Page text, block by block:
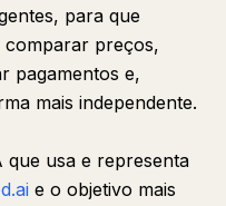
para que
comparar preços,
pagamentos e,
mais independente.
que usa e representa
e o objetivo mais